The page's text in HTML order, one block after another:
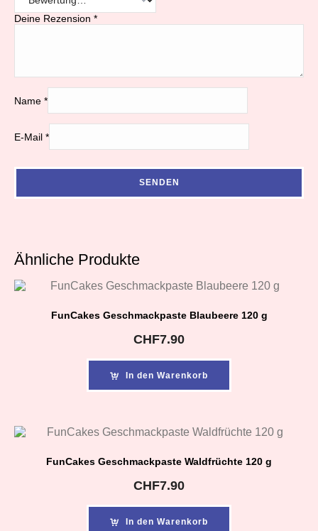
Deine Rezension *
Name *
E-Mail *
Ähnliche Produkte
FunCakes Geschmackpaste Blaubeere 120 g
CHF7.90
In den Warenkorb
FunCakes Geschmackpaste Waldfrüchte 120 g
CHF7.90
In den Warenkorb